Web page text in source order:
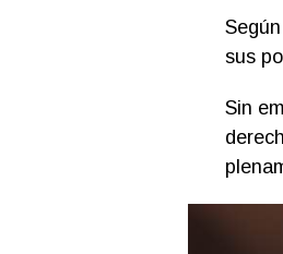
Según
sus
Sin